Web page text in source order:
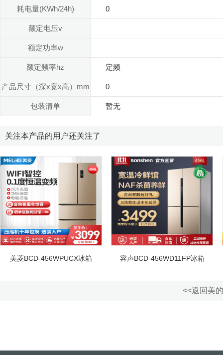
耗电量(KWh/24h) 0
额定电压v
额定功率w
额定频率hz 定频
产品尺寸（深x宽x高）mm 0
包装清单 暂无
关注本产品的用户还关注了
美菱BCD-456WPUCX冰箱 容声BCD-456WD11FP冰箱
<<返回美